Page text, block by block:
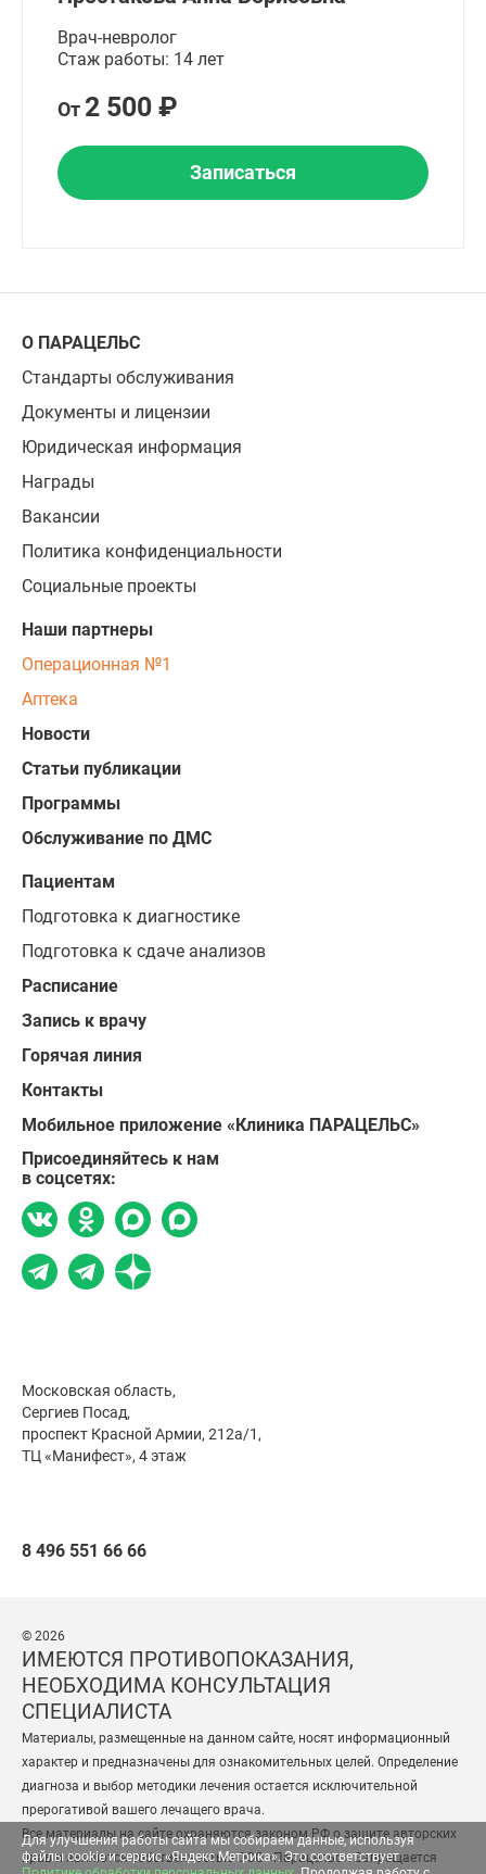
Врач-невролог
Стаж работы: 14 лет
От 2 500 ₽
Записаться
Для улучшения работы сайта мы собираем данные, используя
файлы cookie и сервис «Яндекс Метрика». Это соответствует
О ПАРАЦЕЛЬС
Стандарты обслуживания
Документы и лицензии
Юридическая информация
Награды
Вакансии
Политика конфиденциальности
Социальные проекты
Наши партнеры
Операционная №1
Аптека
Новости
Статьи публикации
Программы
Обслуживание по ДМС
Пациентам
Подготовка к диагностике
Подготовка к сдаче анализов
Расписание
Запись к врачу
Горячая линия
Контакты
Мобильное приложение «Клиника ПАРАЦЕЛЬС»
Присоединяйтесь к нам
в соцсетях:
Московская область,
Сергиев Посад,
проспект Красной Армии, 212а/1,
ТЦ «Манифест», 4 этаж
8 496 551 66 66
© 2026
ИМЕЮТСЯ ПРОТИВОПОКАЗАНИЯ,
НЕОБХОДИМА КОНСУЛЬТАЦИЯ
СПЕЦИАЛИСТА
Материалы, размещенные на данном сайте, носят информационный
характер и предназначены для ознакомительных целей. Определение
диагноза и выбор методики лечения остается исключительной
прерогативой вашего лечащего врача.
Все материалы на сайте охраняются законом РФ о защите авторских
прав и являются собственностью ООО «Парацельс». Запрещается